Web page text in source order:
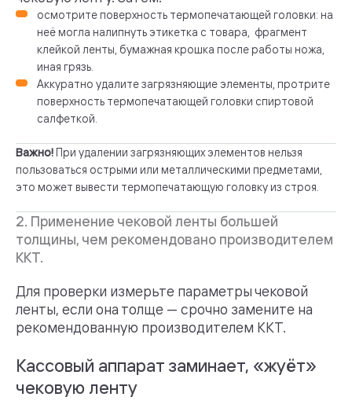
осмотрите поверхность термопечатающей головки: на
неё могла налипнуть этикетка с товара, фрагмент
клейкой ленты, бумажная крошка после работы ножа,
иная грязь.
Аккуратно удалите загрязняющие элементы, протрите
поверхность термопечатающей головки спиртовой
салфеткой.
Важно! При удалении загрязняющих элементов нельзя
пользоваться острыми или металлическими предметами,
это может вывести термопечатающую головку из строя.
2. Применение чековой ленты большей
толщины, чем рекомендовано производителем
ККТ.
Для проверки измерьте параметры чековой
ленты, если она толще — срочно замените на
рекомендованную производителем ККТ.
Кассовый аппарат заминает, «жуёт»
чековую ленту